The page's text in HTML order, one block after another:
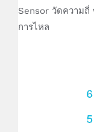
Sensor วัดความถี่
การไหล